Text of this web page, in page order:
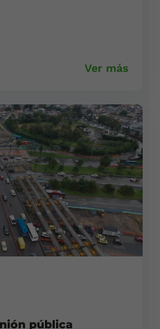
Ver más
pública